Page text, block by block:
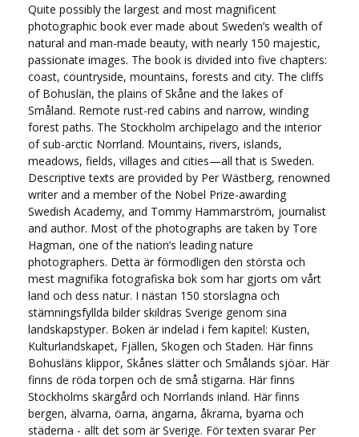
Quite possibly the largest and most magnificent
photographic book ever made about Sweden’s wealth of
natural and man-made beauty, with nearly 150 majestic,
passionate images. The book is divided into five chapters:
coast, countryside, mountains, forests and city. The cliffs
of Bohuslän, the plains of Skåne and the lakes of
Småland. Remote rust-red cabins and narrow, winding
forest paths. The Stockholm archipelago and the interior
of sub-arctic Norrland. Mountains, rivers, islands,
meadows, fields, villages and cities—all that is Sweden.
Descriptive texts are provided by Per Wästberg, renowned
writer and a member of the Nobel Prize-awarding
Swedish Academy, and Tommy Hammarström, journalist
and author. Most of the photographs are taken by Tore
Hagman, one of the nation’s leading nature
photographers. Detta är förmodligen den största och
mest magnifika fotografiska bok som har gjorts om vårt
land och dess natur. I nästan 150 storslagna och
stämningsfyllda bilder skildras Sverige genom sina
landskapstyper. Boken är indelad i fem kapitel: Kusten,
Kulturlandskapet, Fjällen, Skogen och Staden. Här finns
Bohusläns klippor, Skånes slätter och Smålands sjöar. Här
finns de röda torpen och de små stigarna. Här finns
Stockholms skärgård och Norrlands inland. Här finns
bergen, älvarna, öarna, ängarna, åkrarna, byarna och
städerna - allt det som är Sverige. För texten svarar Per